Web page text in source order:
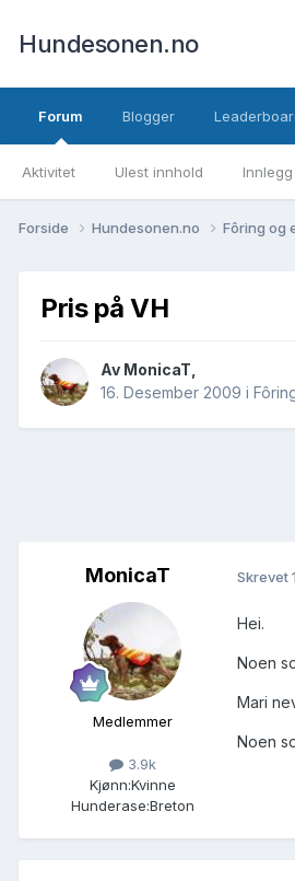
Hundesonen.no
Forum
Aktivitet Ulest innhold
Blogger
Forside Hundesonen.no Fôring og
Pris på VH
Av MonicaT
16. Desember 2009 i
MonicaT
Medlemmer
3.9k
Kjønn:Kvinne
Hunderase:Breton
Skrevet
Hei.
Noen
Mari
Noen